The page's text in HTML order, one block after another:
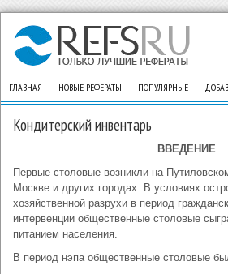
ГЛАВНАЯ НОВЫЕ РЕФЕРАТЫ ПОПУЛЯРНЫЕ
Кондитерский инвентарь
ВВЕДЕНИЕ
Первые столовые возникли на
Москве и других городах. В условиях
хозяйственной разрухи в период
интервенции общественные столовые
питанием населения.
В период нэпа общественные столовые